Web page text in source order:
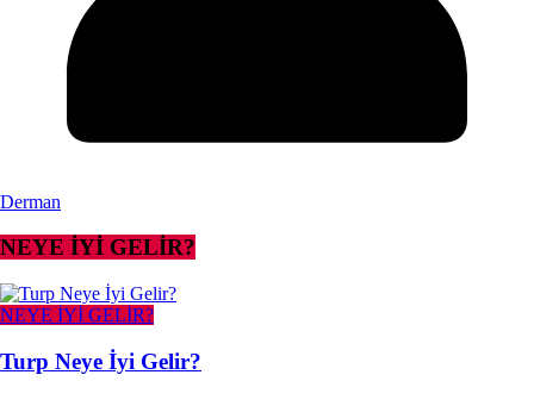
Derman
NEYE İYİ GELİR?
NEYE İYİ GELİR?
Turp Neye İyi Gelir?